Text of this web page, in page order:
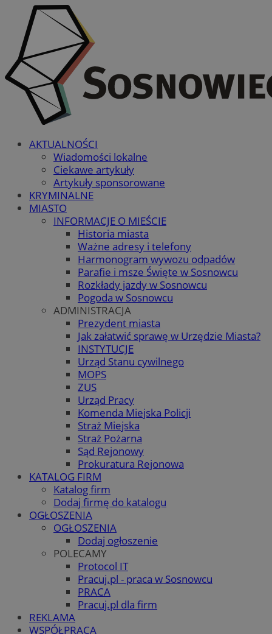
AKTUALNOŚCI
Wiadomości lokalne
Ciekawe artykuły
Artykuły sponsorowane
KRYMINALNE
MIASTO
INFORMACJE O MIEŚCIE
Historia miasta
Ważne adresy i telefony
Harmonogram wywozu odpadów
Parafie i msze Święte w Sosnowcu
Rozkłady jazdy w Sosnowcu
Pogoda w Sosnowcu
ADMINISTRACJA
Prezydent miasta
Jak załatwić sprawę w Urzędzie Miasta?
INSTYTUCJE
Urząd Stanu cywilnego
MOPS
ZUS
Urząd Pracy
Komenda Miejska Policji
Straż Miejska
Straż Pożarna
Sąd Rejonowy
Prokuratura Rejonowa
KATALOG FIRM
Katalog firm
Dodaj firmę do katalogu
OGŁOSZENIA
OGŁOSZENIA
Dodaj ogłoszenie
POLECAMY
Protocol IT
Pracuj.pl - praca w Sosnowcu
PRACA
Pracuj.pl dla firm
REKLAMA
WSPÓŁPRACA